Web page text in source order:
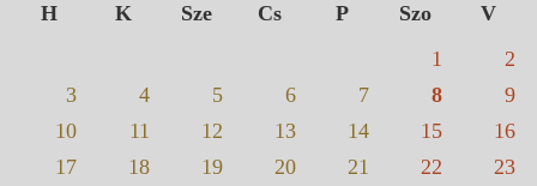
H K Sze Cs P Szo
V
1
2
3
4 5 6 7 8
9
10
11 12 13 14 15
16
17
18 19 20 21 22
23